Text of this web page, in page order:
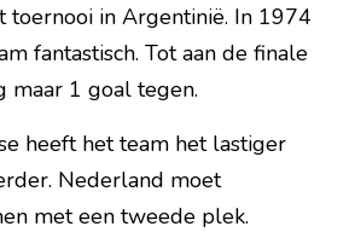
toernooi in Argentinië. In 1974
fantastisch. Tot aan de finale
maar 1 goal tegen.
heeft het team het lastiger
Nederland moet
met een tweede plek.